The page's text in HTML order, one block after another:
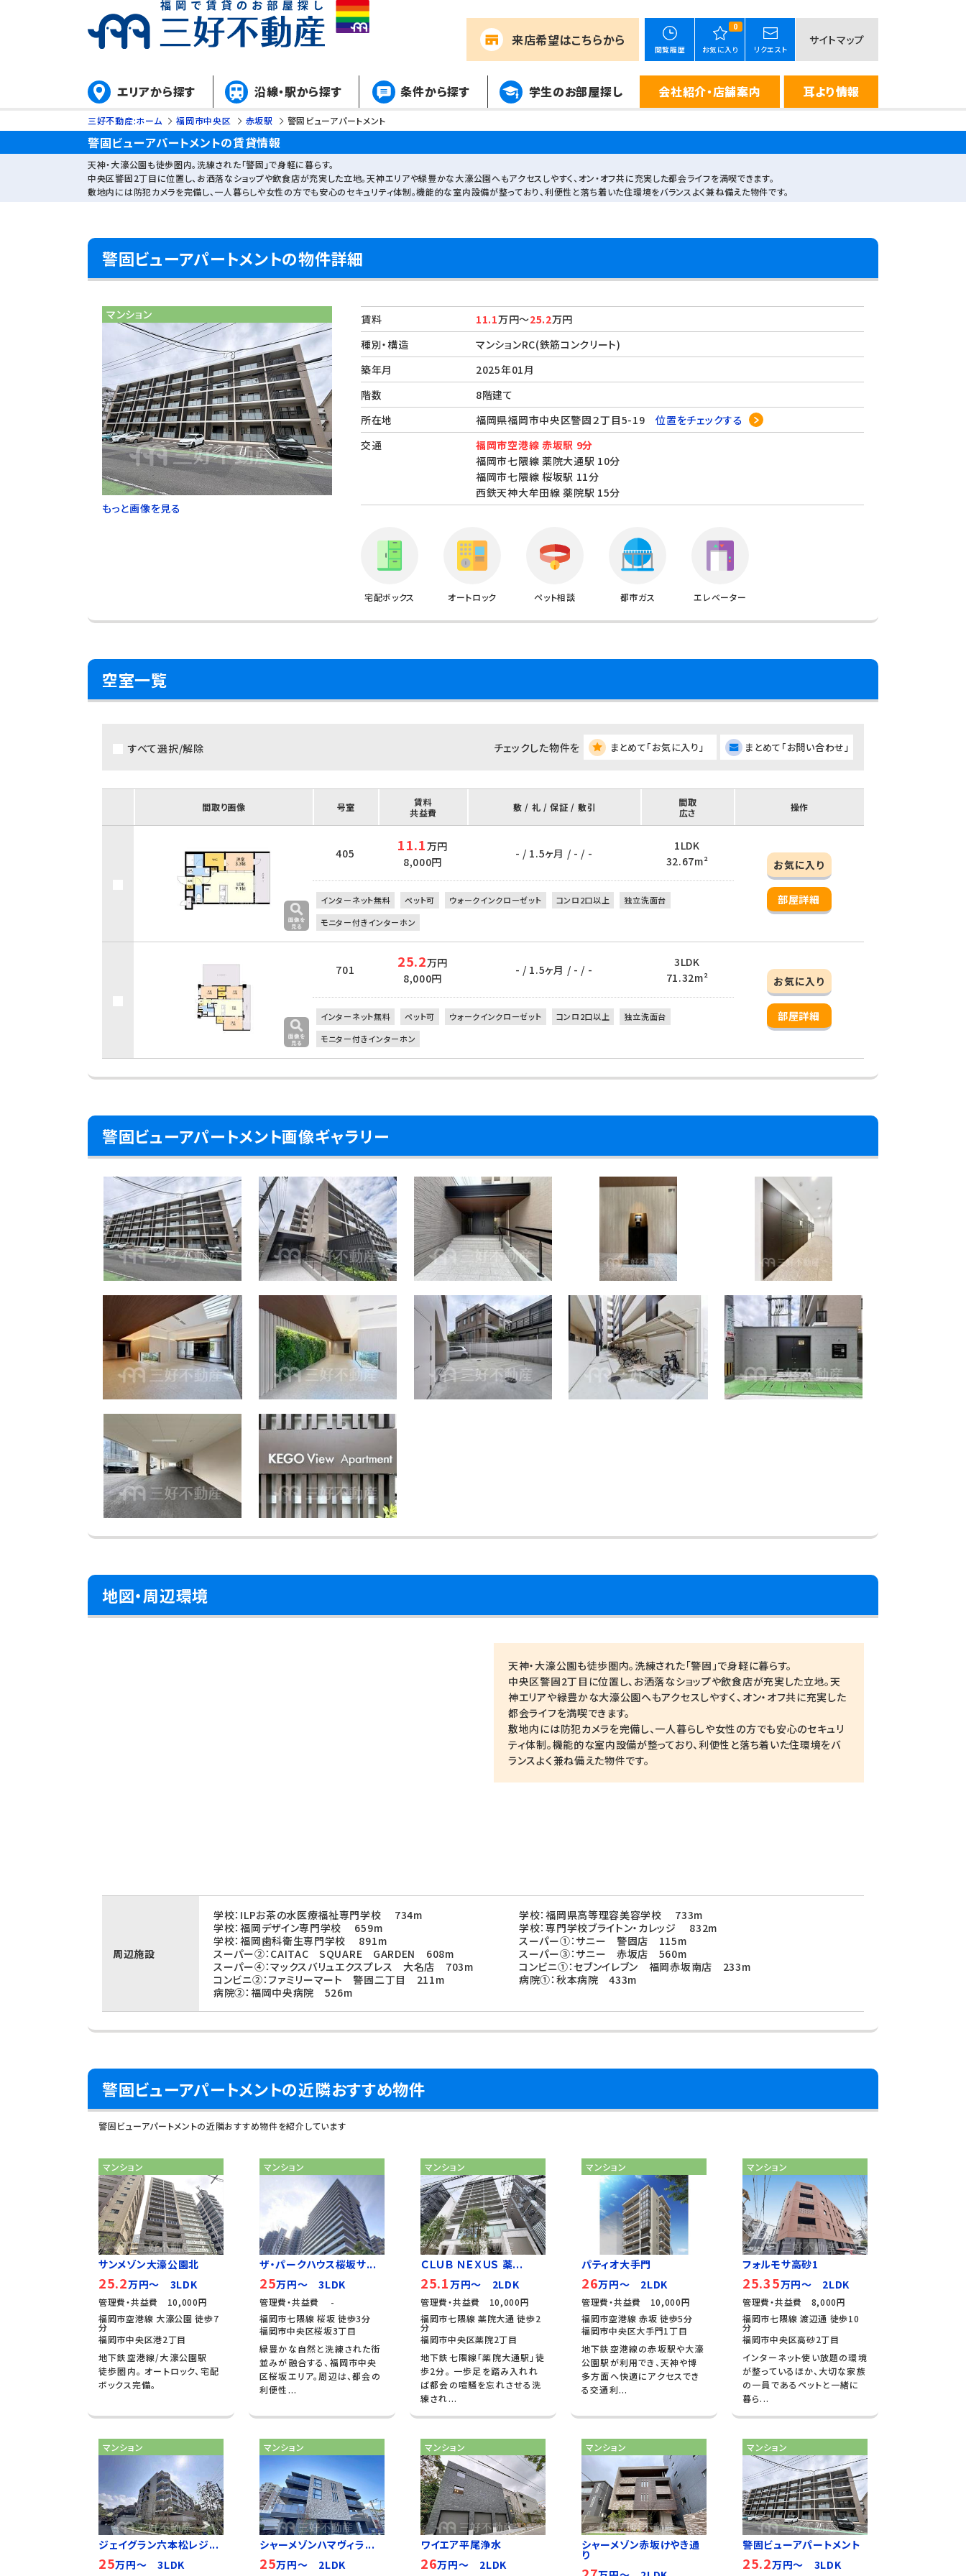
来店希望はこちらから
閲覧履歴
0
お気に入り リクエスト
サイトマップ
エリアから探す 沿線・駅から探す 条件から探す 学生のお部屋探し 会社紹介・店舗案内 耳より情報
三好不動産:ホーム 福岡市中央区 赤坂駅 警固ビューアパートメント
警固ビューアパートメントの賃貸情報
天神・大濠公園も徒歩圏内。洗練された「警固」で身軽に暮らす。
中央区警固2丁目に位置し、お洒落なショップや飲食店が充実した立地。天神エリアや緑豊かな大濠公園へもアクセスしやすく、オン・オフ共に充実した都会ライフを満喫できます。
敷地内には防犯カメラを完備し、一人暮らしや女性の方でも安心のセキュリティ体制。機能的な室内設備が整っており、利便性と落ち着いた住環境をバランスよく兼ね備えた物件です。
警固ビューアパートメントの物件詳細
マンション
もっと画像を見る
賃料 11.1万円～25.2万円
種別・構造
マンションRC(鉄筋コンクリート)
築年月
2025年01月
階数
8階建て
所在地
福岡県福岡市中央区警固２丁目5-19位置をチェックする
交通
福岡市空港線 赤坂駅 9分
福岡市七隈線 薬院大通駅 10分
福岡市七隈線 桜坂駅 11分
西鉄天神大牟田線 薬院駅 15分
宅配ボックス オートロック ペット相談 都市ガス エレベーター
空室一覧
すべて選択/解除 チェックした物件を まとめて「お気に入り」 まとめて「お問い合わせ」
間取り画像 号室
賃料
共益費
敷 / 礼 / 保証 / 敷引
間取
広さ
操作
405 11.1万円
8,000円
- / 1.5ヶ月 / - / -
1LDK
32.67m²
お気に入り
部屋詳細
インターネット無料 ペット可 ウォークインクローゼット コンロ2口以上
独立洗面台
モニター付きインターホン
701 25.2万円
8,000円
- / 1.5ヶ月 / - / -
3LDK
71.32m²
お気に入り
部屋詳細
インターネット無料 ペット可 ウォークインクローゼット コンロ2口以上
独立洗面台
モニター付きインターホン
警固ビューアパートメント画像ギャラリー
地図・周辺環境
天神・大濠公園も徒歩圏内。洗練された「警固」で身軽に暮らす。
中央区警固2丁目に位置し、お洒落なショップや飲食店が充実した立地。天
神エリアや緑豊かな大濠公園へもアクセスしやすく、オン・オフ共に充実した
都会ライフを満喫できます。
敷地内には防犯カメラを完備し、一人暮らしや女性の方でも安心のセキュリ
ティ体制。機能的な室内設備が整っており、利便性と落ち着いた住環境をバ
ランスよく兼ね備えた物件です。
周辺施設
学校：ILPお茶の水医療福祉専門学校 734m
学校：福岡県高等理容美容学校 733m
学校：福岡デザイン専門学校 659m
学校：専門学校ブライトン・カレッジ 832m
学校：福岡歯科衛生専門学校 891m
スーパー①：サニー 警固店 115m
スーパー②：CAITAC SQUARE GARDEN 608m
スーパー③：サニー 赤坂店 560m
スーパー④：マックスバリュエクスプレス 大名店 703m
コンビニ①：セブンイレブン 福岡赤坂南店 233m
コンビニ②：ファミリーマート 警固二丁目 211m
病院①：秋本病院 433m
病院②：福岡中央病院 526m
警固ビューアパートメントの近隣おすすめ物件
警固ビューアパートメントの近隣おすすめ物件を紹介しています
マンション
サンメゾン大濠公園北
25.2万円～ 3LDK
管理費・共益費 10,000円
福岡市空港線 大濠公園 徒歩7
分
福岡市中央区港2丁目
地下鉄空港線/大濠公園駅
徒歩圏内。 オートロック、宅配
ボックス完備。
マンション
ザ・パークハウス桜坂サ...
25万円～ 3LDK
管理費・共益費 -
福岡市七隈線 桜坂 徒歩3分
福岡市中央区桜坂3丁目
緑豊かな自然と洗練された街
並みが融合する、福岡市中央
区桜坂エリア。周辺は、都会の
利便性...
マンション
ＣＬＵＢ ＮＥＸＵＳ 薬...
25.1万円～ 2LDK
管理費・共益費 10,000円
福岡市七隈線 薬院大通 徒歩2
分
福岡市中央区薬院2丁目
地下鉄七隈線「薬院大通駅」徒
歩2分。 一歩足を踏み入れれ
ば都会の喧騒を忘れさせる洗
練され...
マンション
パティオ大手門
26万円～ 2LDK
管理費・共益費 10,000円
福岡市空港線 赤坂 徒歩5分
福岡市中央区大手門1丁目
地下鉄空港線の赤坂駅や大濠
公園駅が利用でき、天神や博
多方面へ快適にアクセスでき
る交通利...
マンション
フォルモサ高砂1
25.35万円～ 2LDK
管理費・共益費 8,000円
福岡市七隈線 渡辺通 徒歩10
分
福岡市中央区高砂2丁目
インターネット使い放題の環境
が整っているほか、大切な家族
の一員であるペットと一緒に
暮ら...
マンション
ジェイグラン六本松レジ...
25万円～ 3LDK
マンション
シャーメゾンハマヴィラ...
25万円～ 2LDK
マンション
ワイエア平尾浄水
26万円～ 2LDK
マンション
シャーメゾン赤坂けやき通
り
マンション
警固ビューアパートメント
25.2万円～ 3LDK